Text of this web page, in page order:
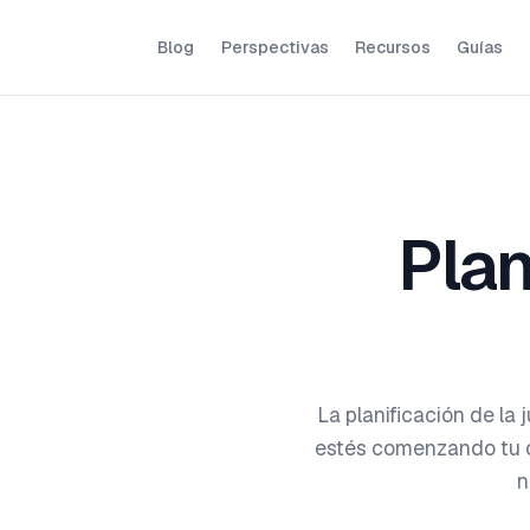
Blog Perspectivas Recursos Guías
La planificación de la
estés comenzando tu